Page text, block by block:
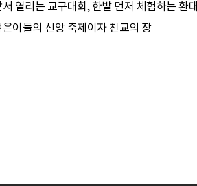
열리는 교구대회, 한발 먼저 체험하는 환대
이들의 신앙 축제이자 친교의 장